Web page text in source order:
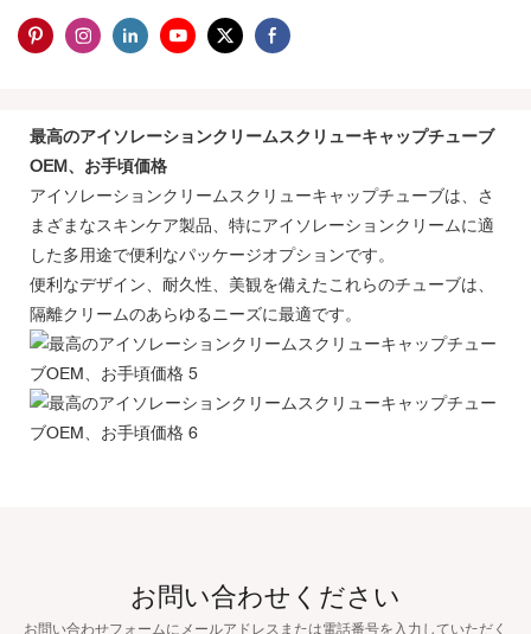
最高のアイソレーションクリームスクリューキャップチューブ
OEM、お手頃価格
アイソレーションクリームスクリューキャップチューブは、さ
まざまなスキンケア製品、特にアイソレーションクリームに適
した多用途で便利なパッケージオプションです。
便利なデザイン、耐久性、美観を備えたこれらのチューブは、
隔離クリームのあらゆるニーズに最適です。
お問い合わせください
お問い合わせフォームにメールアドレスまたは電話番号を入力していただく